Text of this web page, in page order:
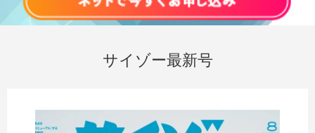
サイゾー最新号